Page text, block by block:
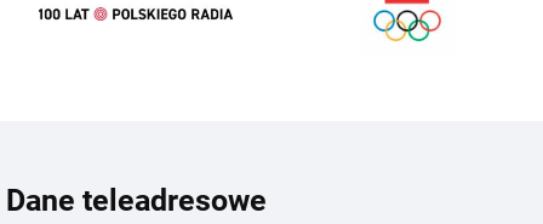
Dane teleadresowe